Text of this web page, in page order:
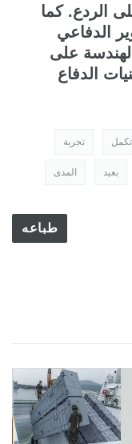
الردع. كما
الدفاعي
على
الدفاع
تكمل تجربة
بعيد المدى
طباعه